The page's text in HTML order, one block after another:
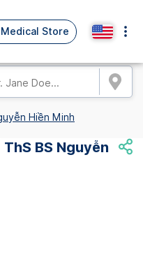
Medical Store
Hiền Minh
BS Nguyễn